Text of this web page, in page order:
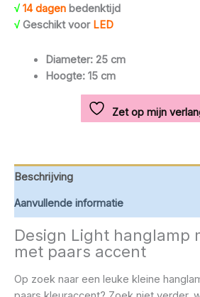
√ 14 dagen bedenktijd
√Geschikt voor LED
Diameter: 25 cm
Hoogte: 15 cm
Zet op mijn
Beschrijving
Aanvullende informatie
Design Light hanglamp
met paars accent
Op zoek naar een leuke kleine